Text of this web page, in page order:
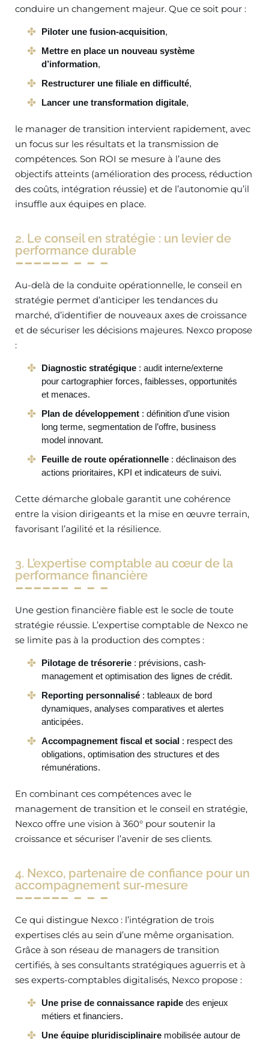
conduire un changement majeur. Que ce soit pour :
Piloter une fusion-acquisition,
Mettre en place un nouveau système
d’information,
Restructurer une filiale en difficulté,
Lancer une transformation digitale,
le manager de transition intervient rapidement, avec
un focus sur les résultats et la transmission de
compétences. Son ROI se mesure à l’aune des
objectifs atteints (amélioration des process, réduction
des coûts, intégration réussie) et de l’autonomie qu’il
insuffle aux équipes en place.
2. Le conseil en stratégie : un levier de
performance durable
Au-delà de la conduite opérationnelle, le conseil en
stratégie permet d’anticiper les tendances du
marché, d’identifier de nouveaux axes de croissance
et de sécuriser les décisions majeures. Nexco propose
:
Diagnostic stratégique : audit interne/externe
pour cartographier forces, faiblesses, opportunités
et menaces.
Plan de développement : définition d’une vision
long terme, segmentation de l’offre, business
model innovant.
Feuille de route opérationnelle : déclinaison des
actions prioritaires, KPI et indicateurs de suivi.
Cette démarche globale garantit une cohérence
entre la vision dirigeants et la mise en œuvre terrain,
favorisant l’agilité et la résilience.
3. L’expertise comptable au cœur de la
performance financière
Une gestion financière fiable est le socle de toute
stratégie réussie. L’expertise comptable de Nexco ne
se limite pas à la production des comptes :
Pilotage de trésorerie : prévisions, cash-
management et optimisation des lignes de crédit.
Reporting personnalisé : tableaux de bord
dynamiques, analyses comparatives et alertes
anticipées.
Accompagnement fiscal et social : respect des
obligations, optimisation des structures et des
rémunérations.
En combinant ces compétences avec le
management de transition et le conseil en stratégie,
Nexco offre une vision à 360° pour soutenir la
croissance et sécuriser l’avenir de ses clients.
4. Nexco, partenaire de confiance pour un
accompagnement sur-mesure
Ce qui distingue Nexco : l’intégration de trois
expertises clés au sein d’une même organisation.
Grâce à son réseau de managers de transition
certifiés, à ses consultants stratégiques aguerris et à
ses experts-comptables digitalisés, Nexco propose :
Une prise de connaissance rapide des enjeux
métiers et financiers.
Une équipe pluridisciplinaire mobilisée autour de